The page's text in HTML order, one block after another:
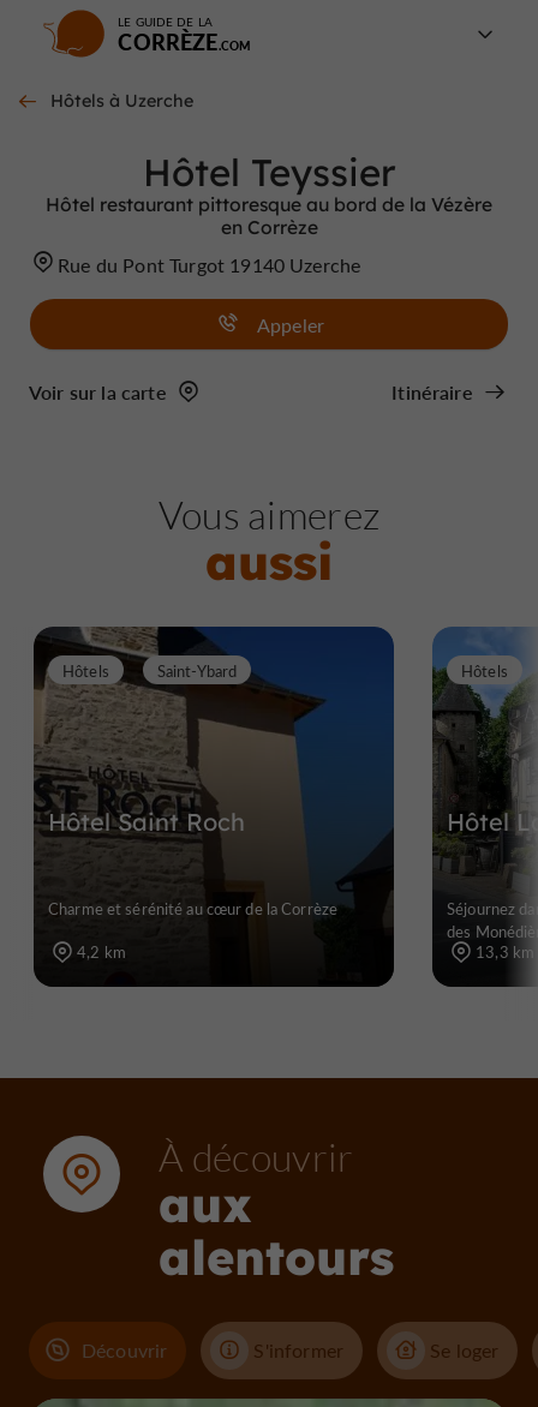
LE GUIDE DE LA
CORRÈZE
Hôtels à Uzerche
Hôtel Teyssier
Hôtel restaurant pittoresque au bord de la Vézère
en Corrèze
Rue du Pont Turgot 19140 Uzerche
Appeler
Voir sur la carte Itinéraire
Vous aimerez
aussi
Hôtel Saint Roch
Hôtels Saint-Ybard
Charme et sérénité au cœur de la Corrèze
4,2 km
Hôtel
Hôtels
Séjournez
des
13,3 km
À découvrir
aux
alentours
Découvrir S'informer Se loger